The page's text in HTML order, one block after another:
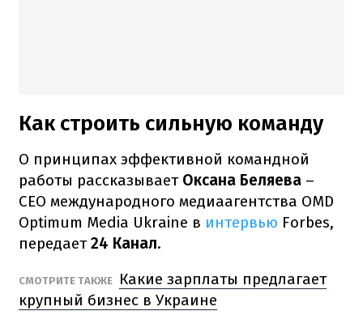
Как строить сильную команду
О принципах эффективной командной
работы рассказывает Оксана Беляева –
CEO международного медиаагентства OMD
Optimum Media Ukraine в интервью Forbes,
передает24 Канал.
СМОТРИТЕ ТАКЖЕ
Какие зарплаты предлагает
крупный бизнес в Украине